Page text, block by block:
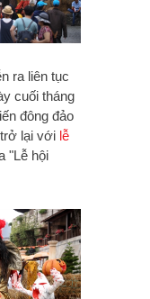
ra liên tục
cuối tháng
đông đảo
lại với lễ
"Lễ hội